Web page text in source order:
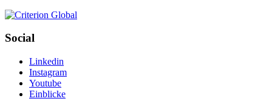
Social
Linkedin
Instagram
Youtube
Einblicke